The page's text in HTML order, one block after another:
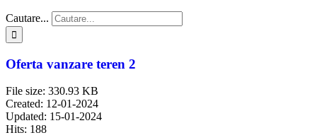
Cautare...
Oferta vanzare teren 2
File size: 330.93 KB
Created: 12-01-2024
Updated: 15-01-2024
Hits: 188